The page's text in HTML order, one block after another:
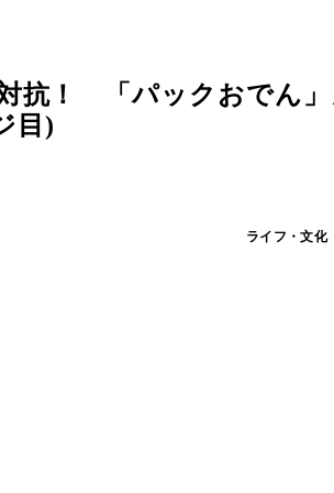
抗！ 「パックおでん
目)
ライフ・文化